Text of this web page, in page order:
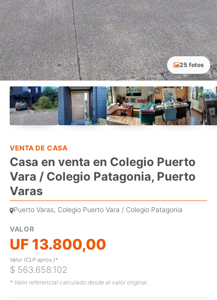
25 fotos
VENTA DE CASA
Casa en venta en Colegio Puerto
Vara / Colegio Patagonia, Puerto
Varas
Puerto Varas, Colegio Puerto Vara / Colegio Patagonia
VALOR
UF 13.800,00
Valor (CLP aprox.)*
$ 563.658.102
* Valor referencial calculado desde el valor original.